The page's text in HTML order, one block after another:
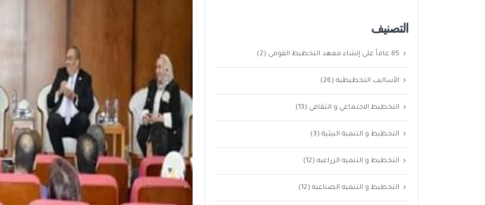
التصنيف
65 عاماً على إنشاء معهد التخطيط القومى (2)
الأساليب التخطيطيه (26)
التخطيط الاجتماعي و الثقافي (13)
التخطيط و التنمية البيئية (3)
التخطيط و التنميه الزراعيه (12)
التخطيط و التنميه الصناعيه (12)